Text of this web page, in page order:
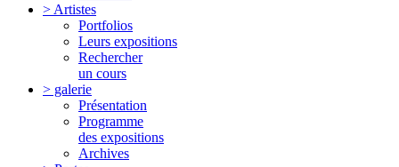
> Artistes
Portfolios
Leurs expositions
Rechercher
un cours
> galerie
Présentation
Programme
des expositions
Archives